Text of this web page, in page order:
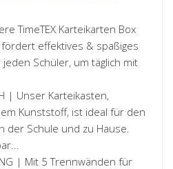
TimeTEX Karteikarten Box
effektives & spaßiges
Schüler, um täglich mit
| Unser Karteikasten,
Kunststoff, ist ideal für den
der Schule und zu Hause.
| Mit 5 Trennwänden für